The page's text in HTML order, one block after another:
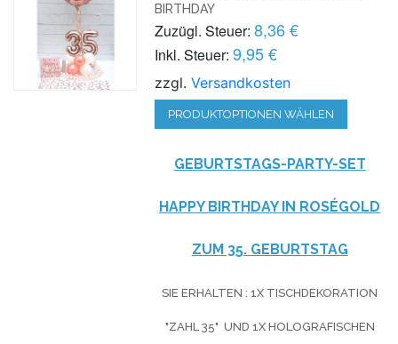
BIRTHDAY
Zuzügl. Steuer: 8,36 €
Inkl. Steuer: 9,95 €
zzgl.Versandkosten
PRODUKTOPTIONEN WÄHLEN
GEBURTSTAGS-PARTY-SET
HAPPY BIRTHDAY IN ROSÉGOLD
ZUM 35. GEBURTSTAG
SIE ERHALTEN : 1X TISCHDEKORATION
"ZAHL 35" UND 1X HOLOGRAFISCHEN